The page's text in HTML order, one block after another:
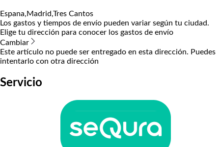
Espana,Madrid,Tres Cantos
Los gastos y tiempos de envío pueden variar según tu ciudad.
Elige tu dirección para conocer los gastos de envío
Cambiar
Este artículo no puede ser entregado en esta dirección. Puedes
intentarlo con otra dirección
Servicio